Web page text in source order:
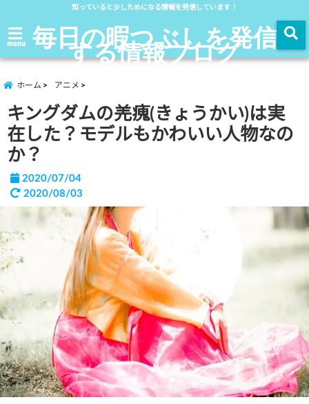
知っていると少しためになる情報を発信しています！
menu 毎日の暇つぶしを発信
する情報ブログ
ホーム アニメ
キングダムの羌瘣(きょうかい)は実
在した？モデルもかわいい人物なの
か？
2020/07/04
2020/08/03